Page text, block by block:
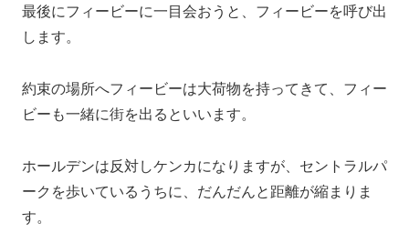
最後にフィービーに一目会おうと、フィービーを呼び出
します。
約束の場所へフィービーは大荷物を持ってきて、フィー
ビーも一緒に街を出るといいます。
ホールデンは反対しケンカになりますが、セントラルパ
ークを歩いているうちに、だんだんと距離が縮まりま
す。